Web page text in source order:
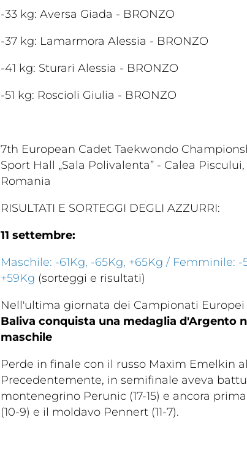
Cerca
Federazione
Fita
-33 kg: Aversa Giada - BRONZO
-37 kg: Lamarmora Alessia - BRONZO
-41 kg: Sturari Alessia - BRONZO
-51 kg: Roscioli Giulia - BRONZO
7th European Cadet Taekwondo
Sport Hall „Sala Polivalenta” - Calea
Romania
RISULTATI E SORTEGGI DEGLI AZZURRI:
11 settembre:
Maschile: -61Kg, -65Kg, +65Kg / Femminile: -
+59Kg (sorteggi e risultati)
Nell'ultima giornata dei Campionati Europei
Baliva conquista una medaglia d'Argento
maschile
Perde in finale con il russo Maxim Emelkin
Precedentemente, in semifinale aveva
montenegrino Perunic (17-15) e ancora
(10-9) e il moldavo Pennert (11-7).